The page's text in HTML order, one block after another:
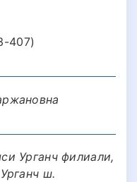
407)
Урганч филиали,
ш.